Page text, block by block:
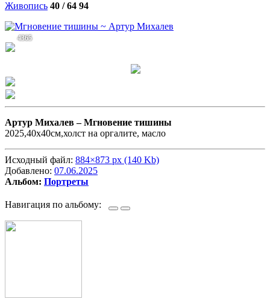
Живопись 40 / 64 94
4365
Артур Михалев –Мгновение тишины
2025,40х40см,холст на оргалите, масло
Исходный файл: 884×873 px (140 Kb)
Добавлено: 07.06.2025
Альбом: Портреты
Навигация по альбому: